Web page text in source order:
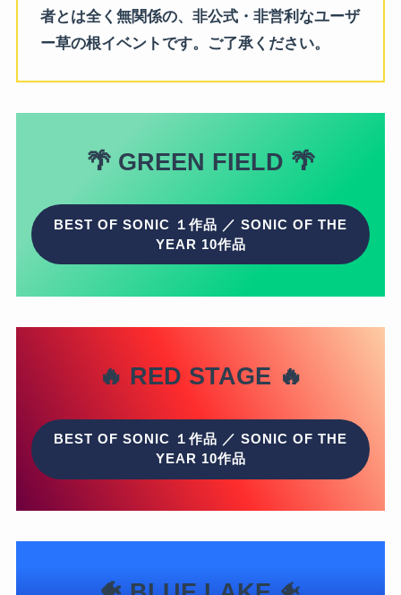
者とは全く無関係の、非公式・非営利なユーザ
ー草の根イベントです。ご了承ください。
🌴 GREEN FIELD 🌴
BEST OF SONIC １作品 ／ SONIC OF THE
YEAR 10作品
🔥 RED STAGE 🔥
BEST OF SONIC １作品 ／ SONIC OF THE
YEAR 10作品